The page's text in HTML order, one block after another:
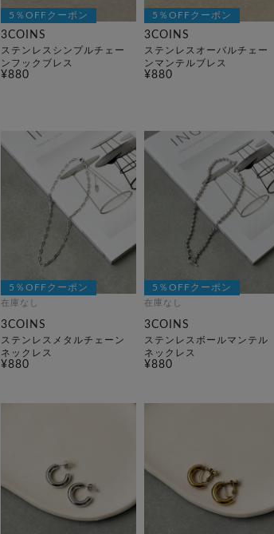
5％OFFクーポン
3COINS
ステンレスシンプルチェー
ンフックブレス
¥880
5％OFFクーポン
3COINS
ステンレスオーバルチェー
ンマンテルブレス
¥880
5％OFFクーポン
在庫なし
3COINS
ステンレスメタルチェーン
ネックレス
¥880
5％OFFクーポン
在庫なし
3COINS
ステンレスボールマンテル
ネックレス
¥880